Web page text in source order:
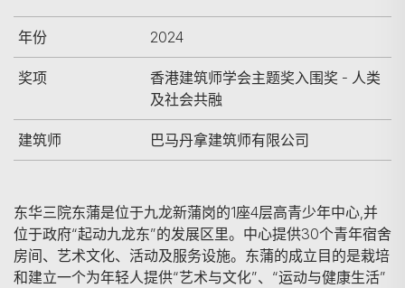
年份 2024
奖项
香港建筑师学会主题奖入围奖 - 人类
及社会共融
建筑师 巴马丹拿建筑师有限公司
东华三院东蒲是位于九龙新蒲岗的1座4层高青少年中心,并
位于政府“起动九龙东”的发展区里。中心提供30个青年宿舍
房间、艺术文化、活动及服务设施。东蒲的成立目的是栽培
和建立一个为年轻人提供“艺术与文化”、“运动与健康生活”